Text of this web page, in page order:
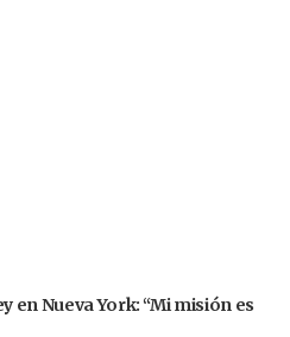
en Nueva York: “Mi misión es